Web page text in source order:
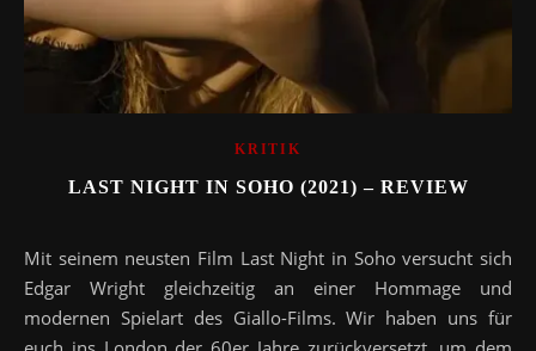
KRITIK
LAST NIGHT IN SOHO (2021) – REVIEW
Mit seinem neusten Film Last Night in Soho versucht sich
Edgar Wright gleichzeitig an einer Hommage und
modernen Spielart des Giallo-Films. Wir haben uns für